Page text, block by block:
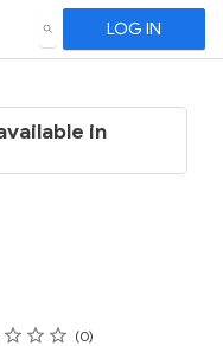
SEARCH LOG IN
in
0